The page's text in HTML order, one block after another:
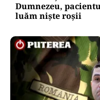
Dumnezeu,
luăm niște roșii